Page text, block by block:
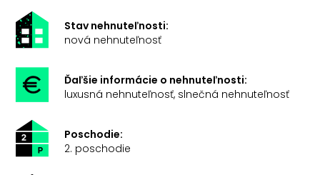
Stav nehnuteľnosti:
nová nehnuteľnosť
Ďaľšie informácie o nehnuteľnosti:
luxusná nehnuteľnosť, slnečná nehnuteľnosť
Poschodie:
2. poschodie